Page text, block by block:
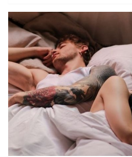
cechy charakteru sprawiają,
w stanie im się oprzeć.Znaki
na powodzenie u płci
kobiety urodzone w
tylko niezwykle piękne, ale
ich szczególne cechy
mężczyźni nie są w stanie im
dziś wiadomo, że znaki
dużo powiedzieć na nasz
mogą budzić wątpliwości, to
świat, ma szczególne
niektóre kobiety otrzymały
niesamowity dar, a
punkcie. Jesteś jedną z nich?